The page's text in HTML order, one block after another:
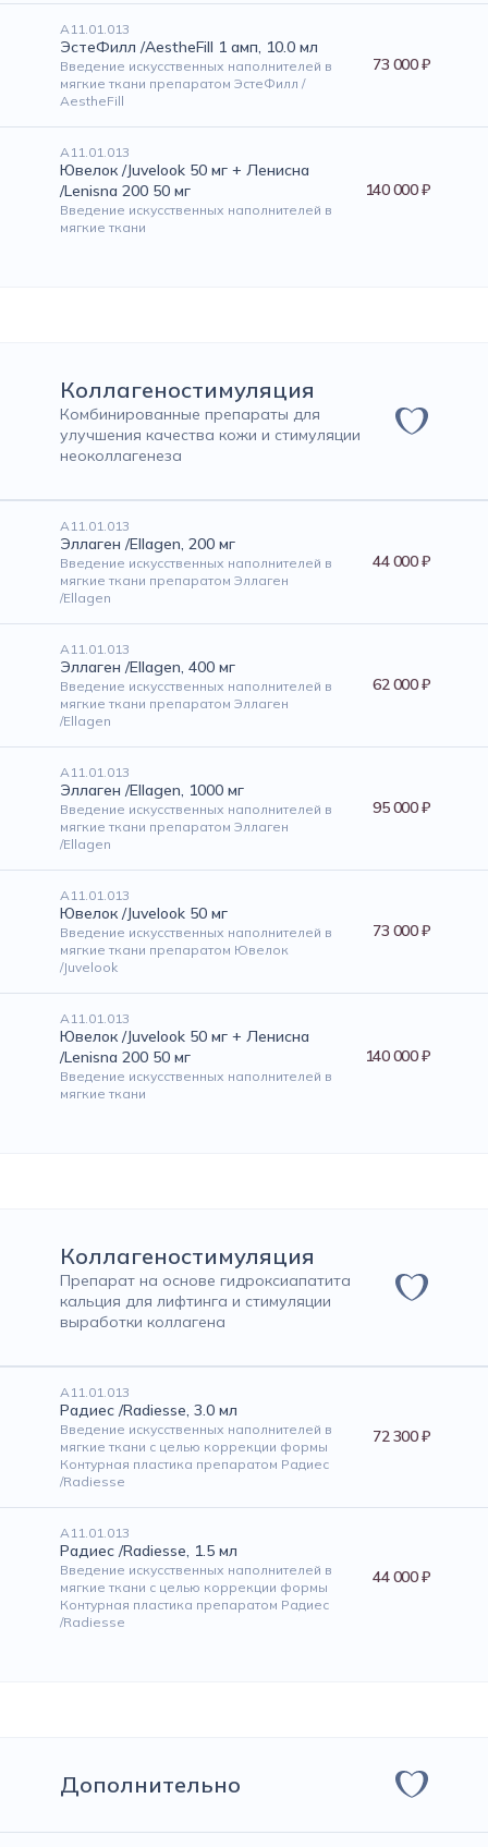
А11.01.013
ЭстеФилл /AestheFill 1 амп, 10.0 мл
Введение искусственных наполнителей в
мягкие ткани препаратом ЭстеФилл /
AestheFill
73 000 ₽
А11.01.013
Ювелок /Juvelook 50 мг + Ленисна
/Lenisna 200 50 мг
Введение искусственных наполнителей в
мягкие ткани
140 000 ₽
Коллагеностимуляция
Комбинированные препараты для
улучшения качества кожи и стимуляции
неоколлагенеза
А11.01.013
Эллаген /Ellagen, 200 мг
Введение искусственных наполнителей в
мягкие ткани препаратом Эллаген
/Ellagen
44 000 ₽
А11.01.013
Эллаген /Ellagen, 400 мг
Введение искусственных наполнителей в
мягкие ткани препаратом Эллаген
/Ellagen
62 000 ₽
А11.01.013
Эллаген /Ellagen, 1000 мг
Введение искусственных наполнителей в
мягкие ткани препаратом Эллаген
/Ellagen
95 000 ₽
А11.01.013
Ювелок /Juvelook 50 мг
Введение искусственных наполнителей в
мягкие ткани препаратом Ювелок
/Juvelook
73 000 ₽
А11.01.013
Ювелок /Juvelook 50 мг + Ленисна
/Lenisna 200 50 мг
Введение искусственных наполнителей в
мягкие ткани
140 000 ₽
Коллагеностимуляция
Препарат на основе гидроксиапатита
кальция для лифтинга и стимуляции
выработки коллагена
А11.01.013
Радиес /Radiesse, 3.0 мл
Введение искусственных наполнителей в
мягкие ткани с целью коррекции формы
Контурная пластика препаратом Радиес
/Radiesse
72 300 ₽
А11.01.013
Радиес /Radiesse, 1.5 мл
Введение искусственных наполнителей в
мягкие ткани с целью коррекции формы
Контурная пластика препаратом Радиес
/Radiesse
44 000 ₽
Дополнительно